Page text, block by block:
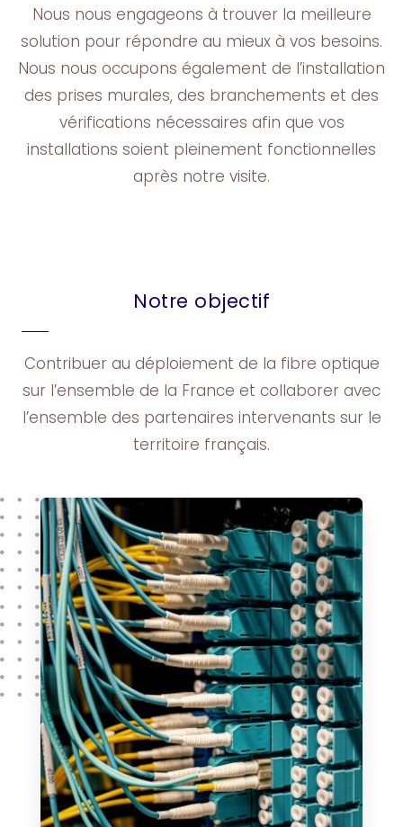
Nous nous engageons à trouver la meilleure
solution pour répondre au mieux à vos besoins.
Nous nous occupons également de l’installation
des prises murales, des branchements et des
vérifications nécessaires afin que vos
installations soient pleinement fonctionnelles
après notre visite.
Notre objectif
Contribuer au déploiement de la fibre optique
sur l’ensemble de la France et collaborer avec
l’ensemble des partenaires intervenants sur le
territoire français.